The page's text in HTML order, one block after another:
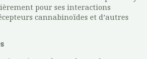
pour ses interactions
cannabinoïdes et d’autres